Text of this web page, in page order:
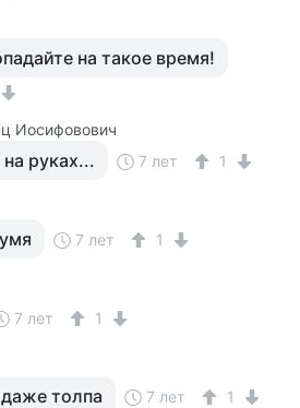
на такое время!
Иосифовович
руках... 7 лет 1
7 лет 1
7 лет 1
толпа 7 лет 1